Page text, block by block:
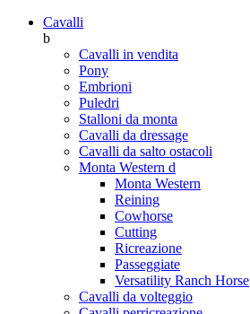
Cavalli
b
Cavalli in vendita
Pony
Embrioni
Puledri
Stalloni da monta
Cavalli da dressage
Cavalli da salto ostacoli
Monta Western d
Monta Western
Reining
Cowhorse
Cutting
Ricreazione
Passeggiate
Versatility Ranch Horse
Cavalli da volteggio